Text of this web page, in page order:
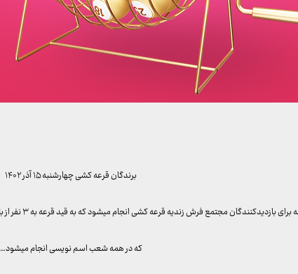
برندگان قرعه کشی چهارشنبه ۱۵ آذر ۱۴۰۲
مجتمع فرش زندیه قرعه کشی انجام میشود که به قید قرعه به ۳ نفر از بازدیدکنندگان خوش شانس ما تابلو فرش هدیه داده میشود
که در همه شعب اسم نویسی انجام میشود…